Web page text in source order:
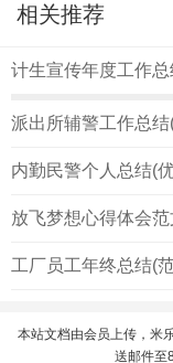
相关推荐
计生宣传年度工作
派出所辅警工作总
内勤民警个人总结(
放飞梦想心得体会范
工厂员工年终总结(
本站文档由会员上传，米
送邮件至